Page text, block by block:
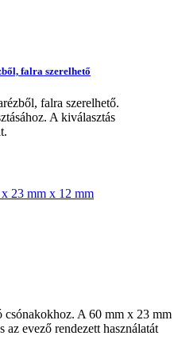
falra szerelhető
falra szerelhető.
A kiválasztás
A 60 mm x 23 mm
evező rendezett használatát